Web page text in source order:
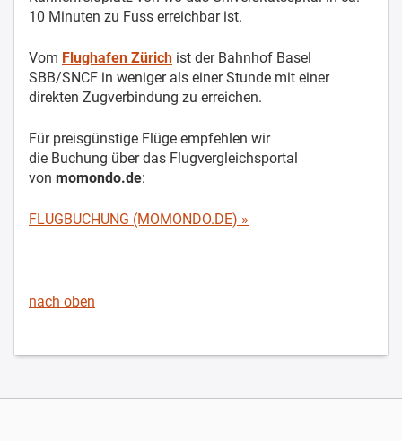
10 Minuten zu Fuss erreichbar ist.
Vom Flughafen Zürich ist der Bahnhof Basel
SBB/SNCF in weniger als einer Stunde mit einer
direkten Zugverbindung zu erreichen.
Für preisgünstige Flüge empfehlen wir
die Buchung über das Flugvergleichsportal
von momondo.de:
FLUGBUCHUNG (MOMONDO.DE) »
nach oben